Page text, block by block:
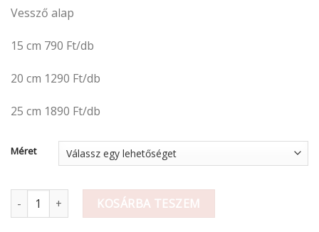
Vessző alap
15 cm 790 Ft/db
20 cm 1290 Ft/db
25 cm 1890 Ft/db
Méret
Vessző koszorú fehér mennyiség
KOSÁRBA TESZEM